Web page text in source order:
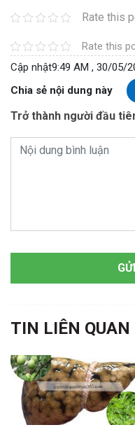
Rate this
Rate this
Cập nhật9:49 AM , 30/05/
Chia sẻ nội dung này
Trở thành người đầu
TIN LIÊN QUAN